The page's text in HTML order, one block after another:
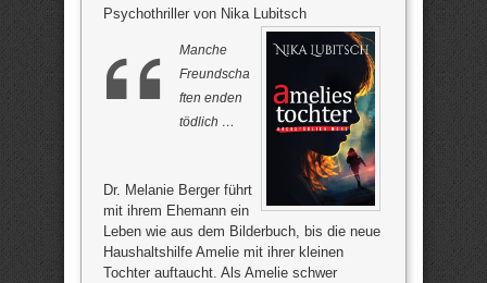
Psychothriller von Nika Lubitsch
Manche
Freundscha
ften enden
tödlich …
Dr. Melanie Berger führt
mit ihrem Ehemann ein
Leben wie aus dem Bilderbuch, bis die neue
Haushaltshilfe Amelie mit ihrer kleinen
Tochter auftaucht. Als Amelie schwer